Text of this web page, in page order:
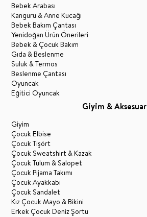
Bebek Arabası
Kanguru & Anne Kucağı
Bebek Bakım Çantası
Yenidoğan Ürün Önerileri
Bebek & Çocuk Bakım
Gıda & Beslenme
Suluk & Termos
Beslenme Çantası
Oyuncak
Eğitici Oyuncak
Giyim & Aksesuar
Giyim
Çocuk Elbise
Çocuk Tişört
Çocuk Sweatshirt & Kazak
Çocuk Tulum & Salopet
Çocuk Pijama Takımı
Çocuk Ayakkabı
Çocuk Sandalet
Kız Çocuk Mayo & Bikini
Erkek Çocuk Deniz Şortu